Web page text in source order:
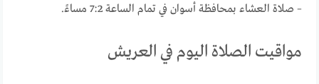
– صلاة العشاء بمحافظة أسوان في تمام الساعة 7:2 مساءً.
مواقيت الصلاة اليوم في العريش